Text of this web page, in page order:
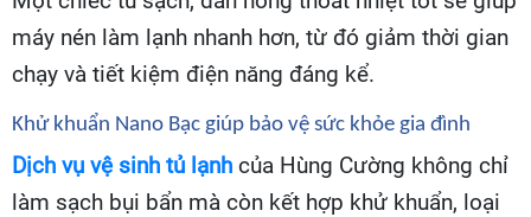
máy nén làm lạnh nhanh hơn, từ đó giảm thời gian
chạy và tiết kiệm điện năng đáng kể.
Khử khuẩn Nano Bạc giúp bảo vệ sức khỏe gia đình
Dịch vụ vệ sinh tủ lạnh của Hùng Cường không chỉ
làm sạch bụi bẩn mà còn kết hợp khử khuẩn, loại